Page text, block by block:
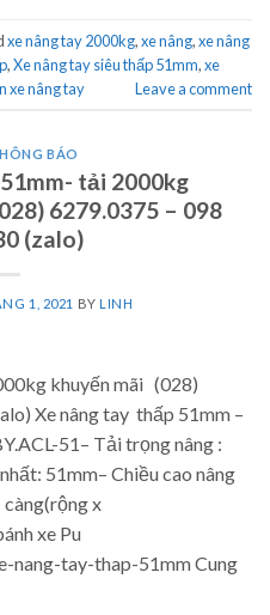
xe nâng tay 2000kg,xe nâng,xe nâng
,Xe nâng tay siêu thấp 51mm,xe
xe nâng tay Leave a comment
BÁO
tải 2000kg
6279.0375 – 098
(zalo)
1, 2021 BYLINH
khuyến mãi (028)
Xe nâng tay thấp 51mm –
51– Tải trọng nâng :
51mm– Chiều cao nâng
x
xe Pu
nang-tay-thap-51mm Cung